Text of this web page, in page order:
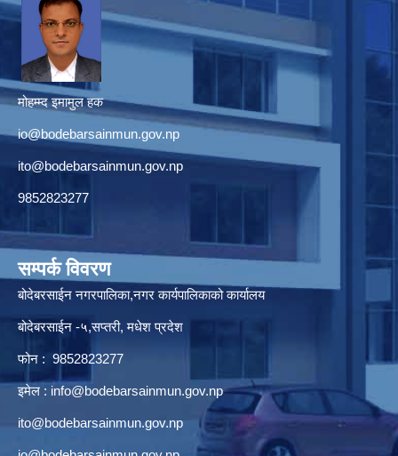
मोहम्म्द इमामुल हक
io@bodebarsainmun.gov.np
ito@bodebarsainmun.gov.np
9852823277
सम्पर्क विवरण
बोदेबरसाईन नगरपालिका,नगर कार्यपालिकाको कार्यालय
बोदेबरसाईन -५,सप्तरी, मधेश प्रदेश
फोन : 9852823277
इमेल : info@bodebarsainmun.gov.np
ito@bodebarsainmun.gov.np